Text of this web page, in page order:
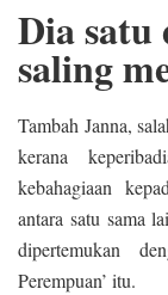
Dia satu
saling
Tambah Janna,
kerana
kebahagiaan
antara satu sama
dipertemukan
Perempuan’ itu.